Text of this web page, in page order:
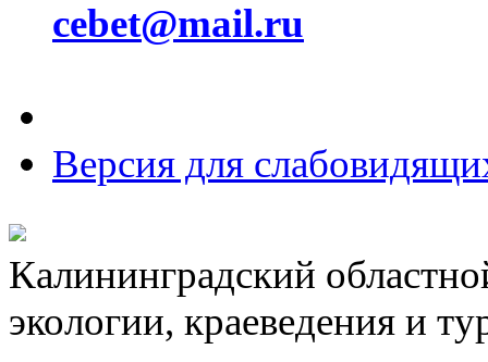
cebet@mail.ru
Версия для
Калининградский
экологии, краеведения и